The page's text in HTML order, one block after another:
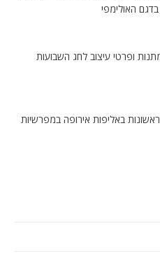
האולימפי
ופרטי עיצוב לחג השבועות
ראשונות באליפות אירופה במפרשיות